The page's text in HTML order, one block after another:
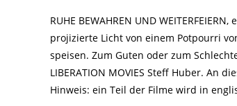
RUHE BEWAHREN UND
projizierte Licht von einem Potpourri
speisen. Zum Guten oder zum
LIBERATION MOVIES Steff Huber. An
Hinweis: ein Teil der Filme wird in